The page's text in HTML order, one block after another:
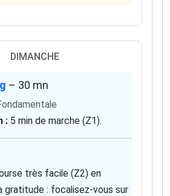
DIMANCHE
– 30 mn
: 5 min de marche (Z1).
très facile (Z2) en
gratitude : focalisez-vous sur